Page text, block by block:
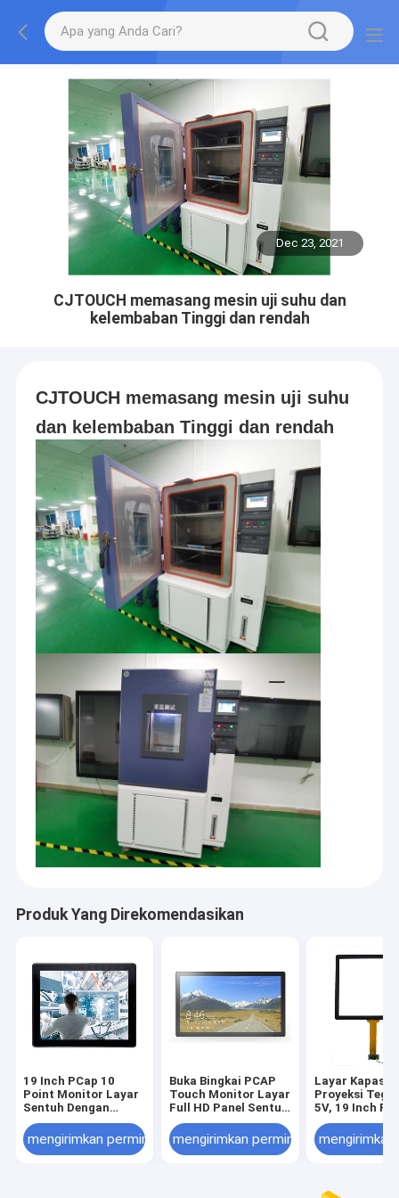
Dec 23, 2021
CJTOUCH memasang mesin uji suhu dan
kelembaban Tinggi dan rendah
CJTOUCH memasang mesin uji suhu
dan kelembaban Tinggi dan rendah
Produk Yang Direkomendasikan
19 Inch PCap 10
Point Monitor Layar
Sentuh Dengan
Mount Bracket
mengirimkan permintaan
Buka Bingkai PCAP
Touch Monitor Layar
Full HD Panel Sentuh
Pesawat Murni
mengirimkan permintaan
Layar
Proyeksi
5V, 19 Inch
Touch
Vandalproof